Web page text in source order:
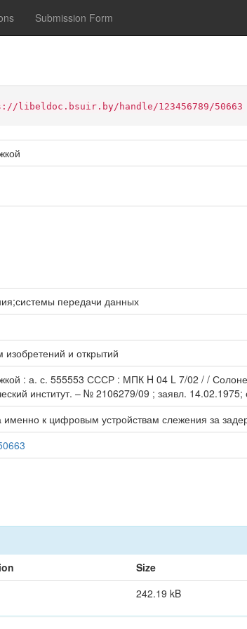
Submission Form
libeldoc.bsuir.by/handle/123456789/50663
передачи данных
и открытий
: а. с. 555553 СССР : МПК H 04 L 7/02 / /
институт. – № 2106279/09 ; заявл.
именно к цифровым устройствам слежения за
Size
242.19 kB